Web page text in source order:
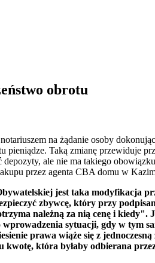
obrotu
na żądanie osoby
pieniądze. Taką zmianę przewiduje
ale nie ma takiego
przez agenta CBA domu w
jest taka modyfikacja
zbywcę, który przy
należną za nią cenę i
sytuacji, gdy w tym
prawa wiąże się z jednoczesną
która byłaby odbierana